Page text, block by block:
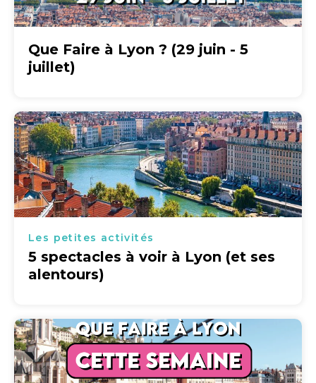
Que Faire à Lyon ? (29 juin - 5
juillet)
Les petites activités
5 spectacles à voir à Lyon (et ses
alentours)